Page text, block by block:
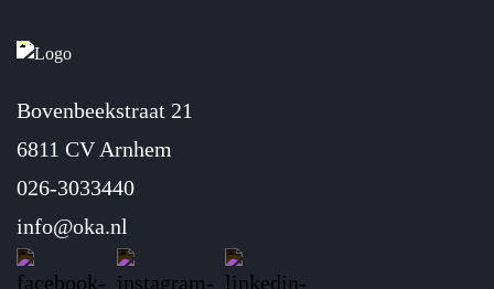
Bovenbeekstraat 21
6811 CV Arnhem
026-3033440
info@oka.nl